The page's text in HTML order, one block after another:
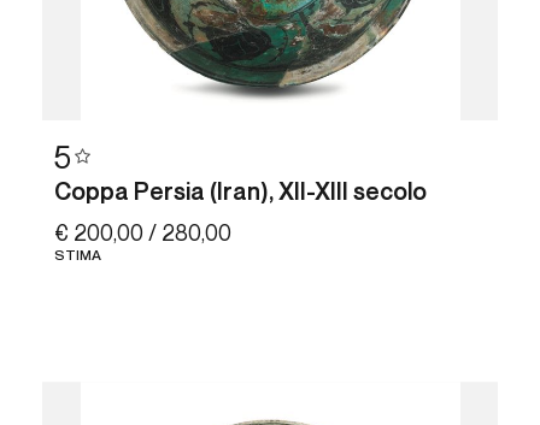
5
Coppa Persia (Iran), XII-XIII secolo
€ 200,00 / 280,00
STIMA